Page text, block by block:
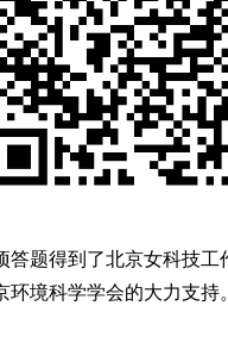
题得到了北京女科技工
环境科学学会的大力支持。